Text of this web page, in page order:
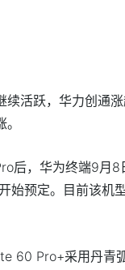
续活跃，华力创通
后，华为终端9月
始预定。目前该机
60 Pro+采用丹青